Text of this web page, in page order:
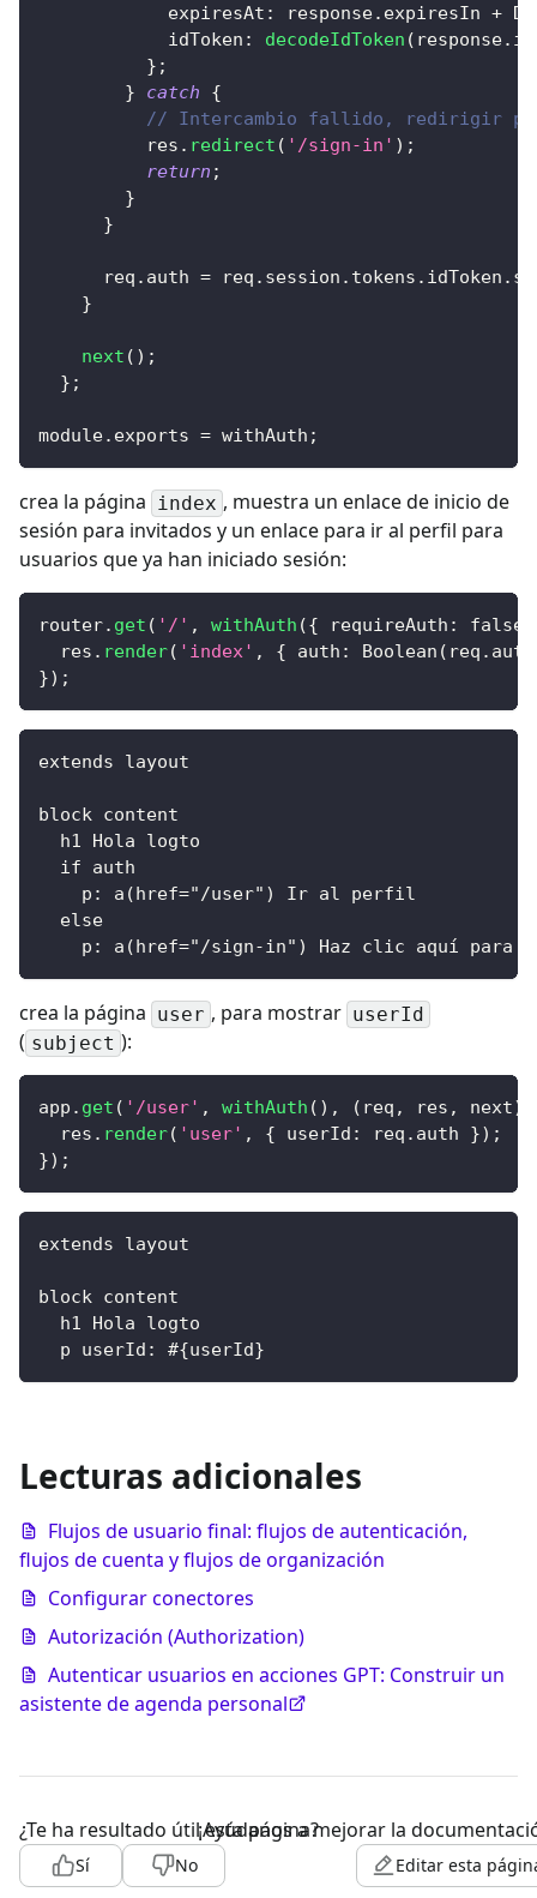
expiresAt : response. expiresIn +
idToken : decodeIdToken ( response.
} ;
}
catch
{
// Intercambio fallido, redirigir
          res
. redirect ( '/sign-in' ) ;
return ;
}
}
      req
. auth = req . session . tokens . idToken .
}
next ( ) ;
} ;
module. exports = withAuth ;
crea la página index , muestra un enlace de inicio de
sesión para invitados y un enlace para ir al perfil para
usuarios que ya han iniciado sesión:
router. get ( '/' , withAuth ({ requireAuth : false
  res
. render( 'index' , { auth : Boolean ( req . auth
}) ;
extends layout
block content
  h1 Hola logto
  if auth
    p: a(href="/user") Ir al perfil
  else
p: a(href="/sign-in") Haz clic aquí para
crea la página user , para mostrar userId
( subject ):
app . get ( '/user' , withAuth ( ) , ( req , res , next)
  res
. render( 'user' , { userId : req . auth }) ;
}) ;
extends layout
block content
  h1 Hola logto
  p userId: #{userId}
Lecturas adicionales
Flujos de usuario final: flujos de autenticación,
flujos de cuenta y flujos de organización
Configurar conectores
Autorización (Authorization)
Autenticar usuarios en acciones GPT: Construir un
asistente de agenda personal
¿Te ha resultado útil esta página?
Sí No
¡Ayúdanos a mejorar la
Editar esta